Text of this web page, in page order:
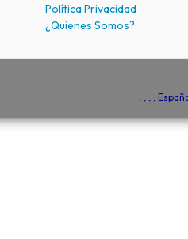
Política Privacidad
¿Quienes Somos?
, , , ,